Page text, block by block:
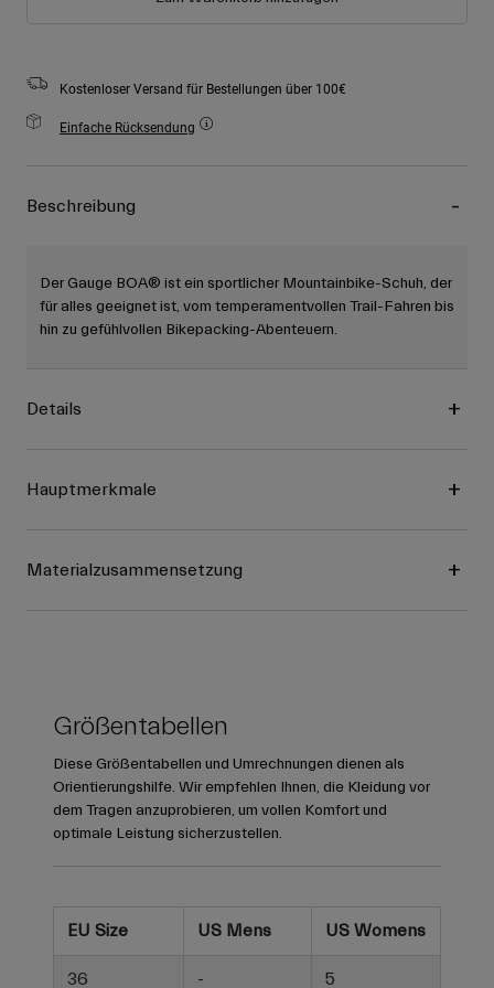
Kostenloser Versand für Bestellungen über 100€
Einfache Rücksendung
Beschreibung
Der Gauge BOA® ist ein sportlicher Mountainbike-Schuh, der
für alles geeignet ist, vom temperamentvollen Trail-Fahren bis
hin zu gefühlvollen Bikepacking-Abenteuern.
Details
Hauptmerkmale
Materialzusammensetzung
Größentabellen
Diese Größentabellen und Umrechnungen dienen als
Orientierungshilfe. Wir empfehlen Ihnen, die Kleidung vor
dem Tragen anzuprobieren, um vollen Komfort und
optimale Leistung sicherzustellen.
EU Size US Mens US Womens
36 - 5